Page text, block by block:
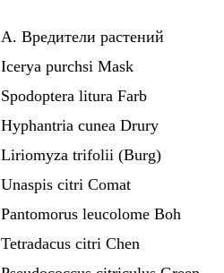
А. Вредители растений
Icerya purchsi Mask
Spodoptera litura Farb
Hyphantria cunea Drury
Liriomyza trifolii (Burg)
Unaspis citri Comat
Pantomorus leucolome Boh
Tetradacus citri Chen